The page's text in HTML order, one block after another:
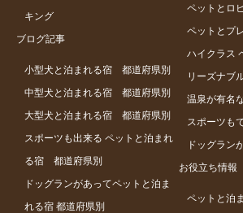
キング
ブログ記事
小型犬と泊まれる宿 都道府県別
中型犬と泊まれる宿 都道府県別
大型犬と泊まれる宿 都道府県別
スポーツも出来る ペットと泊まれ
る宿 都道府県別
ドッグランがあってペットと泊ま
れる宿 都道府県別
ペットとロ
ペットとプ
ハイクラス
リーズナブ
温泉が有名
スポーツも
ドッグラン
お役立ち情報
ペットと泊